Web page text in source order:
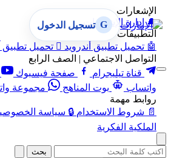
الإشعارات
🔔 إدارة الإشعارات
التطبيقات
🤖 تحميل تطبيق أندرويد  تحميل تطبيق
التواصل الاجتماعي | الصف الرابع
قناة تيليجرام
صفحة فيسبوك
واتساب
بوت المناهج
مجموعة
روابط مهمة
📄 شروط الاستخدام 🔒 سياسة
الملكية الفكرية
G تسجيل الدخول
بحث